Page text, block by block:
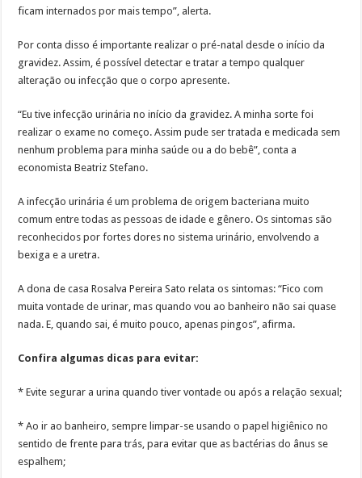
ficam internados por mais tempo”, alerta.
Por conta disso é importante realizar o pré-natal desde o início da
gravidez. Assim, é possível detectar e tratar a tempo qualquer
alteração ou infecção que o corpo apresente.
“Eu tive infecção urinária no início da gravidez. A minha sorte foi
realizar o exame no começo. Assim pude ser tratada e medicada sem
nenhum problema para minha saúde ou a do bebê”, conta a
economista Beatriz Stefano.
A infecção urinária é um problema de origem bacteriana muito
comum entre todas as pessoas de idade e gênero. Os sintomas são
reconhecidos por fortes dores no sistema urinário, envolvendo a
bexiga e a uretra.
A dona de casa Rosalva Pereira Sato relata os sintomas: “Fico com
muita vontade de urinar, mas quando vou ao banheiro não sai quase
nada. E, quando sai, é muito pouco, apenas pingos”, afirma.
Confira algumas dicas para evitar:
* Evite segurar a urina quando tiver vontade ou após a relação sexual;
* Ao ir ao banheiro, sempre limpar-se usando o papel higiênico no
sentido de frente para trás, para evitar que as bactérias do ânus se
espalhem;